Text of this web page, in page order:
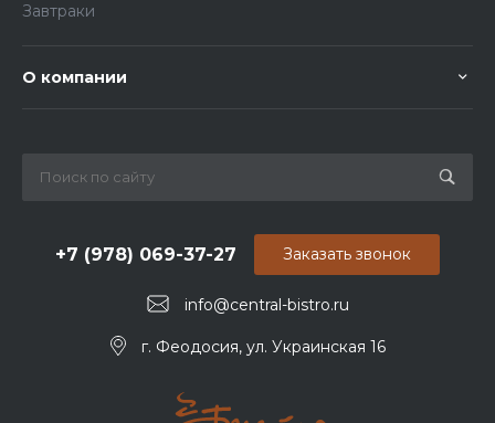
Завтраки
О компании
info@central-bistro.ru
+7 (978) 069-37-27
г. Феодосия, ул. Украинская 16
Заказать звонок